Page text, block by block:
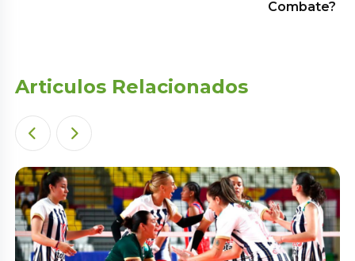
Combate?
Articulos Relacionados